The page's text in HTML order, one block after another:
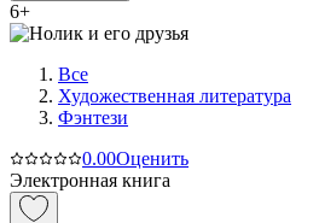
6+
Все
Художественная литература
Фэнтези
0.00Оценить
Электронная книга